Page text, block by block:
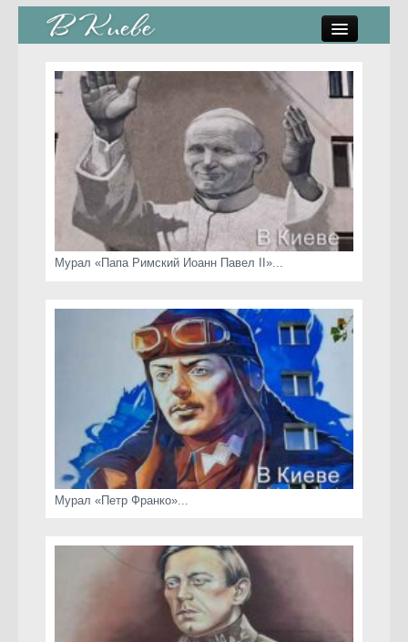
стрит-арт
коты Киева
скамейки
часы Киева
Мурал «Папа Римский Иоанн Павел II»...
Мурал «Петр Франко»...